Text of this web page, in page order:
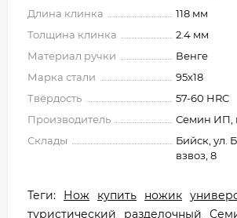
Длина клинка
118 мм
Толщина клинка
2.4 мм
Материал ручки
Венге
Марка стали
95х18
Твёрдость
57-60 HRC
Производитель
Семин ИП,
Склады
Бийск, ул.
взвоз, 8
Теги: Нож купить ножик
туристический
разделочный